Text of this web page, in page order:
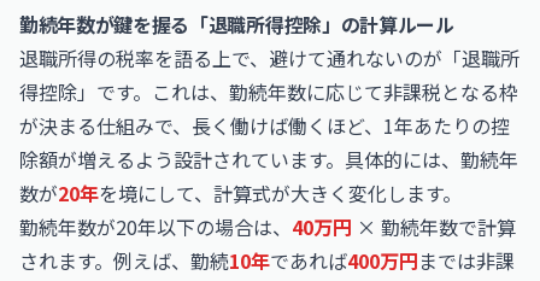
勤続年数が鍵を握る「退職所得控除」の計算ルール
退職所得の税率を語る上で、避けて通れないのが「退職所
得控除」です。これは、勤続年数に応じて非課税となる枠
が決まる仕組みで、長く働けば働くほど、1年あたりの控
除額が増えるよう設計されています。具体的には、勤続年
数が20年を境にして、計算式が大きく変化します。
勤続年数が20年以下の場合は、 40万円 × 勤続年数で計算
されます。例えば、勤続10年であれば400万円までは非課